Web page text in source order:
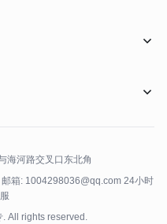
东北角
海河路交叉口东北角
箱: 1004298036@qq.com 24小时
All rights reserved.